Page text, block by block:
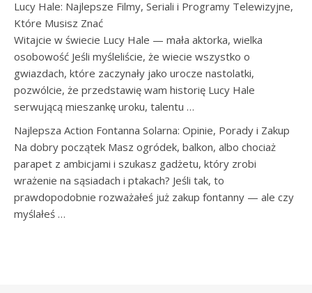
Lucy Hale: Najlepsze Filmy, Seriali i Programy Telewizyjne,
Które Musisz Znać
Witajcie w świecie Lucy Hale — mała aktorka, wielka
osobowość Jeśli myśleliście, że wiecie wszystko o
gwiazdach, które zaczynały jako urocze nastolatki,
pozwólcie, że przedstawię wam historię Lucy Hale
serwującą mieszankę uroku, talentu …
Najlepsza Action Fontanna Solarna: Opinie, Porady i Zakup
Na dobry początek Masz ogródek, balkon, albo chociaż
parapet z ambicjami i szukasz gadżetu, który zrobi
wrażenie na sąsiadach i ptakach? Jeśli tak, to
prawdopodobnie rozważałeś już zakup fontanny — ale czy
myślałeś …